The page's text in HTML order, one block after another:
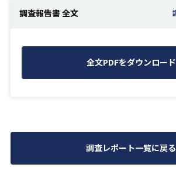
調査報告書 全文
全文PDFをダウンロード
調査レポート一覧に戻る